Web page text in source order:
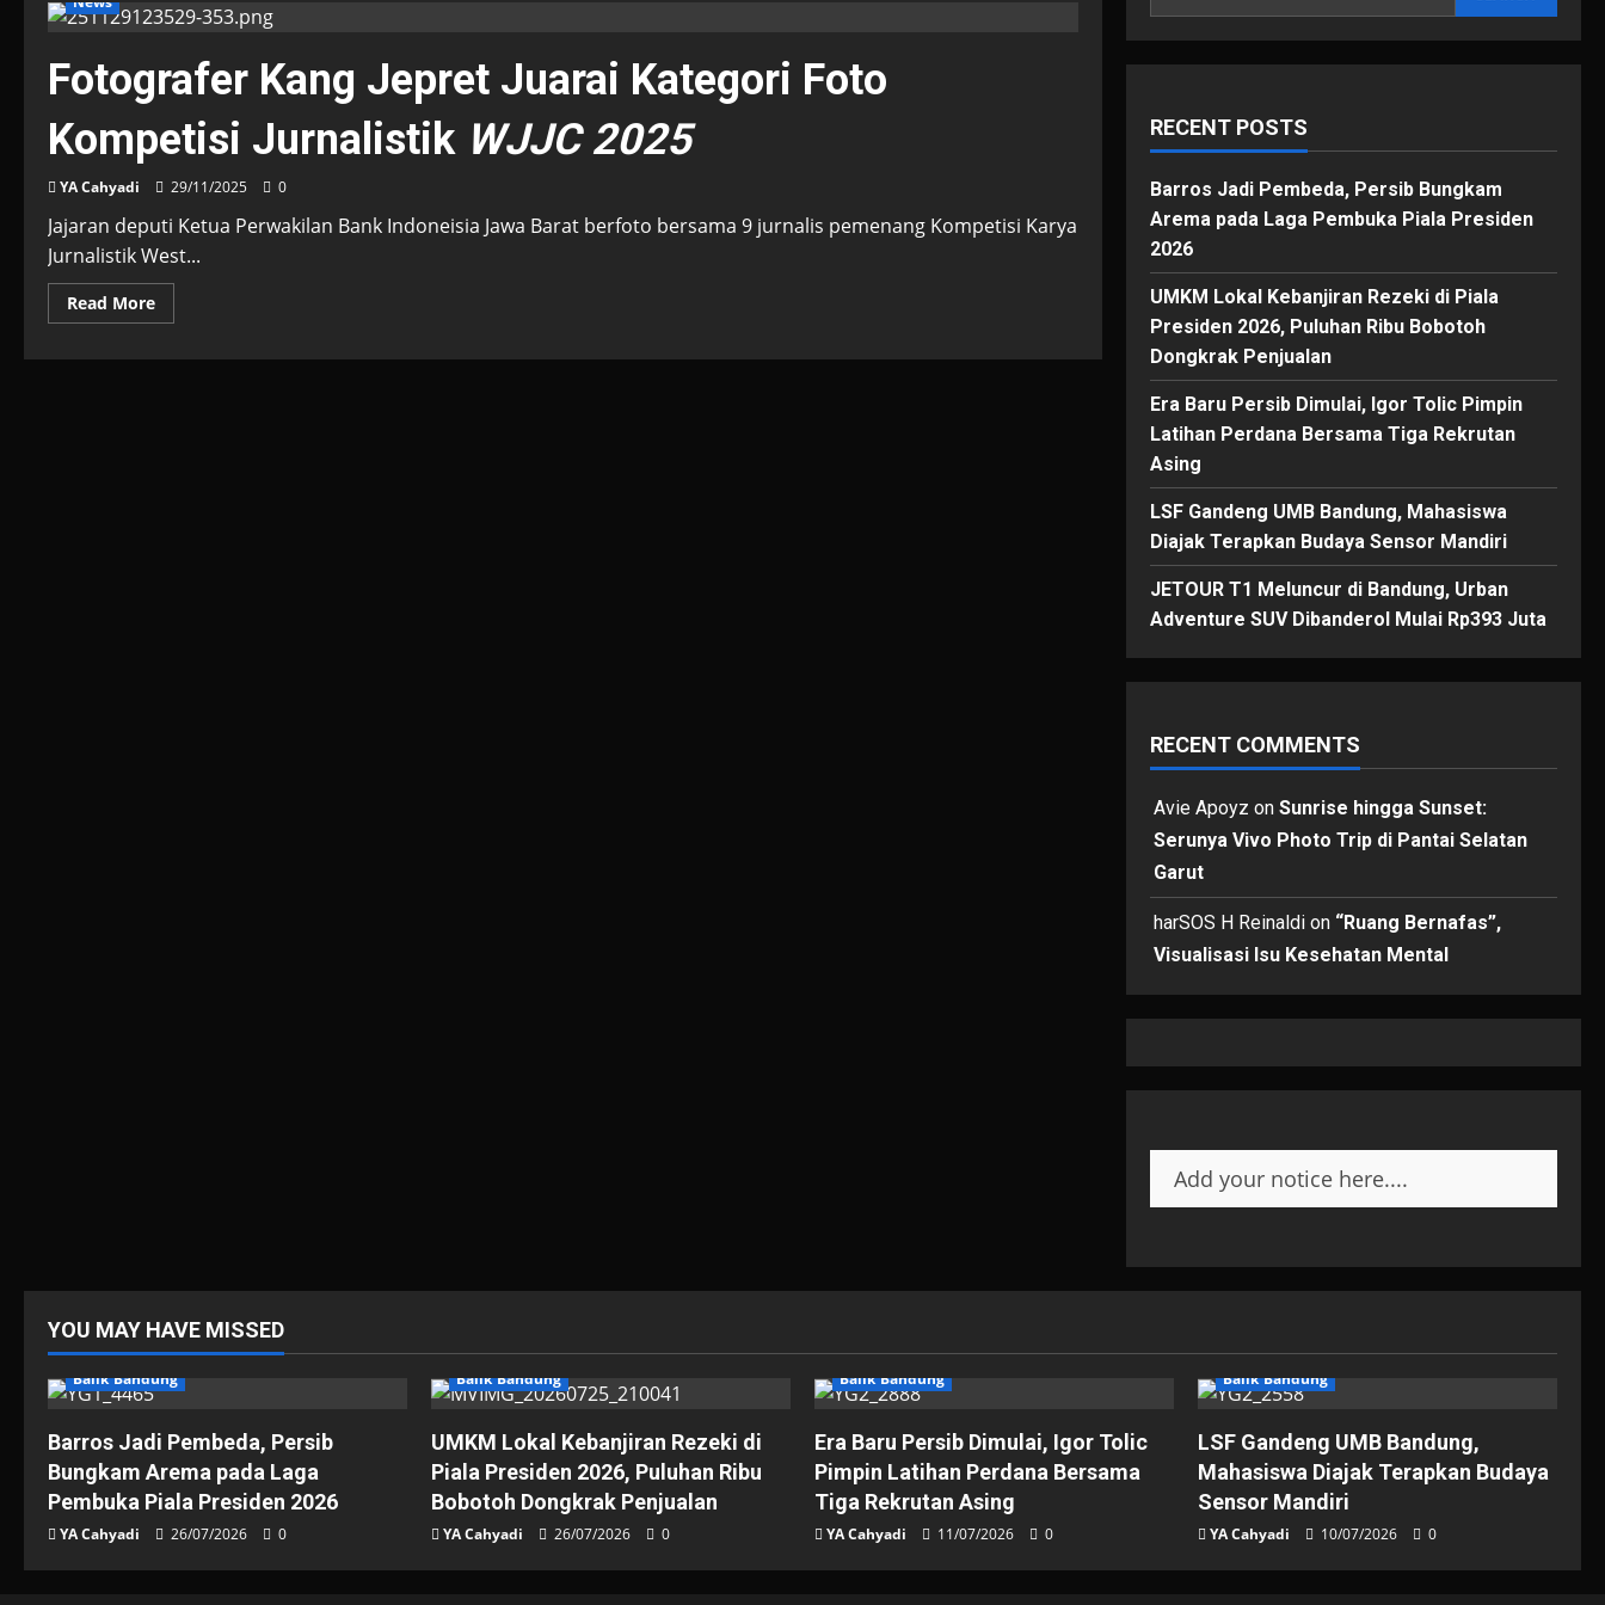
Fotografer Kang Jepret Juarai Kategori Foto
Kompetisi Jurnalistik WJJC 2025
YA Cahyadi 29/11/2025 0
Jajaran deputi Ketua Perwakilan Bank Indoneisia Jawa Barat berfoto bersama 9 jurnalis pemenang Kompetisi Karya
Jurnalistik West...
Read MoreRead
more
RECENT POSTS
Barros Jadi Pembeda, Persib Bungkam
Arema pada Laga Pembuka Piala Presiden
2026
UMKM Lokal Kebanjiran Rezeki di Piala
Presiden 2026, Puluhan Ribu Bobotoh
Dongkrak Penjualan
Era Baru Persib Dimulai, Igor Tolic Pimpin
Latihan Perdana Bersama Tiga Rekrutan
Asing
LSF Gandeng UMB Bandung, Mahasiswa
Diajak Terapkan Budaya Sensor Mandiri
JETOUR T1 Meluncur di Bandung, Urban
Adventure SUV Dibanderol Mulai Rp393 Juta
RECENT COMMENTS
Avie Apoyz on Sunrise hingga Sunset:
Serunya Vivo Photo Trip di Pantai Selatan
Garut
harSOS H Reinaldion “Ruang Bernafas”,
Visualisasi Isu Kesehatan Mental
Add your notice here....
YOU MAY HAVE MISSED
Balik Bandung
Barros Jadi Pembeda, Persib
Bungkam Arema pada Laga
Pembuka Piala Presiden 2026
YA Cahyadi 26/07/2026 0
Balik Bandung
UMKM Lokal Kebanjiran Rezeki di
Piala Presiden 2026, Puluhan Ribu
Bobotoh Dongkrak Penjualan
YA Cahyadi 26/07/2026 0
Balik Bandung
Era Baru Persib Dimulai, Igor Tolic
Pimpin Latihan Perdana Bersama
Tiga Rekrutan Asing
YA Cahyadi 11/07/2026 0
Balik Bandung
LSF Gandeng UMB Bandung,
Mahasiswa Diajak Terapkan Budaya
Sensor Mandiri
YA Cahyadi 10/07/2026 0